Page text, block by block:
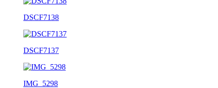
DSCF7138
DSCF7137
IMG_5298